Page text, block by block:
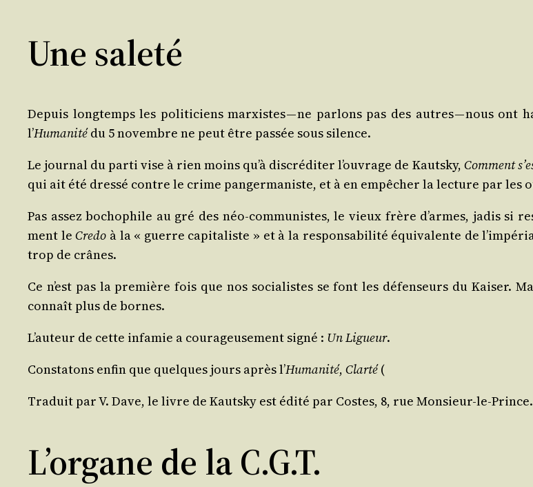
Une saleté
Depuis long­temps les poli­ti­ciens mar­xistes — ne par­lons pas des autres — nous ont
l’Huma­ni­tédu 5 novembre ne peut être pas­sée sous silence.
Le jour­nal du par­ti vise à rien moins qu’à dis­cré­di­ter l’ouvrage de Kauts­ky, Com­ment
qui ait été dres­sé contre le crime pan­ger­ma­niste, et à en empê­cher la lec­ture par les
Pas assez bocho­phile au gré des néo-com­mu­nistes, le vieux frère d’armes, jadis
ment leCre­do à la « guerre capi­ta­liste » et à la res­pon­sa­bi­li­té équi­va­lente de
trop de crânes.
Ce n’est pas la pre­mière fois que nos socia­listes se font les défen­seurs du Kai­ser.
connaît plus de bornes.
L’auteur de cette infa­mie a cou­ra­geu­se­ment signé : Un Ligueur.
Consta­tons enfin que quelques jours après l’Huma­ni­té, Clar­té(
Tra­duit par V. Dave, le livre de Kauts­ky est édi­té par Costes, 8, rue Mon­sieur-le-
L’organe de la C.G.T.